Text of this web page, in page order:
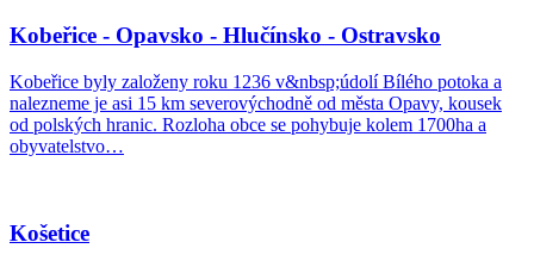
Kobeřice - Opavsko - Hlučínsko - Ostravsko
Kobeřice byly založeny roku 1236 v&nbsp;údolí Bílého potoka a
nalezneme je asi 15 km severovýchodně od města Opavy, kousek
od polských hranic. Rozloha obce se pohybuje kolem 1700ha a
obyvatelstvo…
Košetice